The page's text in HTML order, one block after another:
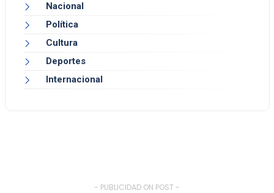
Nacional
Política
Cultura
Deportes
Internacional
- PUBLICIDAD ON POST -